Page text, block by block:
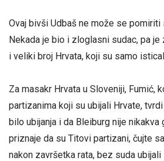
Ovaj bivši Udbaš ne može se pomiriti
Nekada je bio i zloglasni sudac, pa
i veliki broj Hrvata, koji su samo
Za masakr Hrvata u Sloveniji, Fumić,
partizanima koji su ubijali Hrvate,
bilo ubijanja i da Bleiburg nije nikakva
priznaje da su Titovi partizani, čujte
nakon završetka rata, bez suda